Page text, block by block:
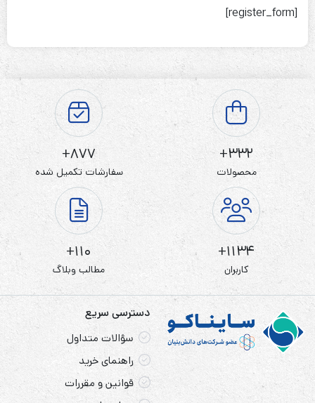
[register_form]
332+
محصولات
877+
سفارشات تکمیل شده
1134+
کاربران
110+
مطالب وبلاگ
دسترسی سریع
سؤالات متداول
راهنمای خرید
قوانین و مقررات